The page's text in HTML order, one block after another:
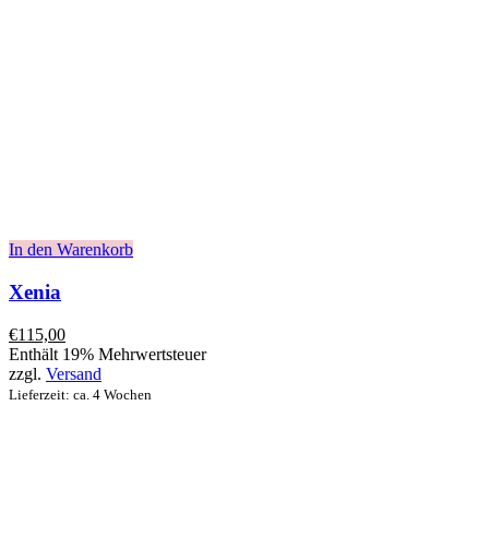
In den Warenkorb
Xenia
€115,00
Enthält 19% Mehrwertsteuer
zzgl. Versand
Lieferzeit: ca. 4 Wochen